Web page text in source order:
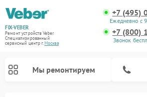
FIX-VEBER
Ремонт устройств Veber
Специализированный
cервисный центр г.Москва
+7 (495)
Ежедневно с
+7 (800)
Звонок
Мы ремонтируем